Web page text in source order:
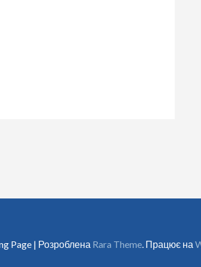
Page | Розроблена Rara Theme. Працює на